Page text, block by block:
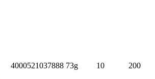
4000521037888 73g 10 200